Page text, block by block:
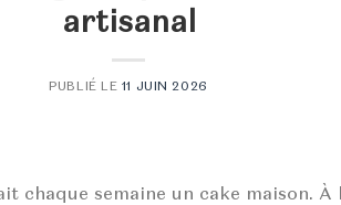
artisanal
PUBLIÉ LE 11 JUIN 2026
chaque semaine un cake maison.